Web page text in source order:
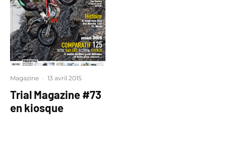
Magazine · 13 avril 2015
Trial Magazine #73
en kiosque